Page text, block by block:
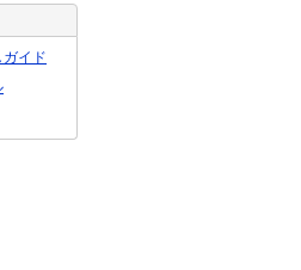
イド